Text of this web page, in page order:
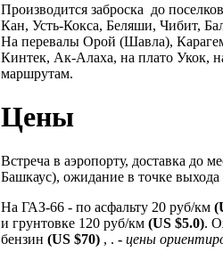
Производится заброска до
Кан, Усть-Кокса, Беляши, Чибит,
На перевалы Орой (Шавла),
Кинтек, Ак-Алаха, на плато Укок,
маршрутам.
Цены
Встреча в аэропорту, доставка до
Башкаус), ожидание в точке
На ГАЗ-66 - по асфальту 20 руб/км
и грунтовке 120 руб/км (US $5.0).
бензин (US $70) , . - цены